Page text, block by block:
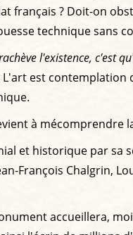
français ? Doit-on
technique sans
l'existence, c'est
est
à mécomprendre
et historique par sa
François Chalgrin,
accueillera,